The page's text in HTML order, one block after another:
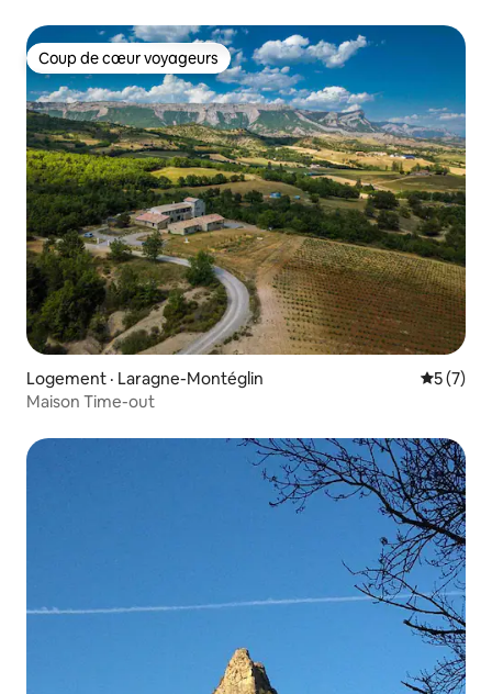
Coup de cœur voyageurs
Coup de cœur voyageurs
Logement · Laragne-Montéglin Note
5 (7)
Maison Time-out